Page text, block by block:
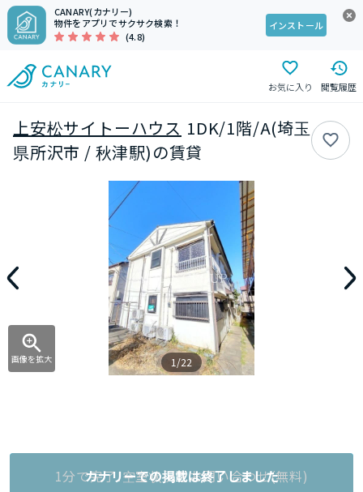
CANARY(カナリー)
物件をアプリでサクサク検索！
(4.8)
インストール
お気に入り 閲覧履歴
上安松サイトーハウス 1DK/1階/A(埼玉
県所沢市 / 秋津駅)の賃貸
画像を拡大 1/22
1分で完了!空室状況をお問い合わせ(無料)
カナリーでの掲載は終了しました